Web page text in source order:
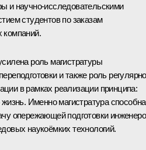
и научно-исследовательскими
студентов по заказам
компаний.
роль магистратуры
и также роль
в рамках реализации принципа:
Именно магистратура способна
опережающей подготовки
наукоёмких технологий.